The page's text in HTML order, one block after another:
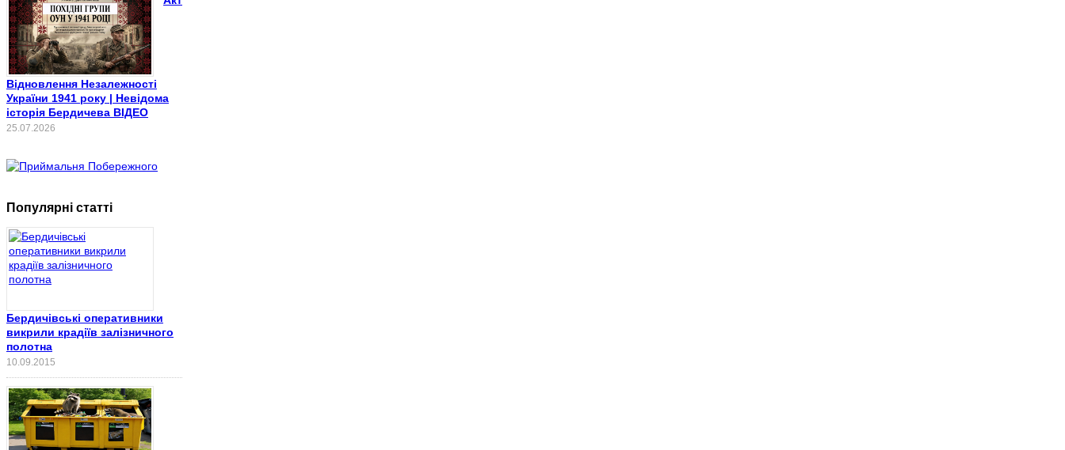
Відновлення Незалежності
України 1941 року | Невідома
історія Бердичева ВІДЕО
25.07.2026
Популярні статті
Бердичівські оперативники
викрили крадіїв залізничного
полотна
10.09.2015